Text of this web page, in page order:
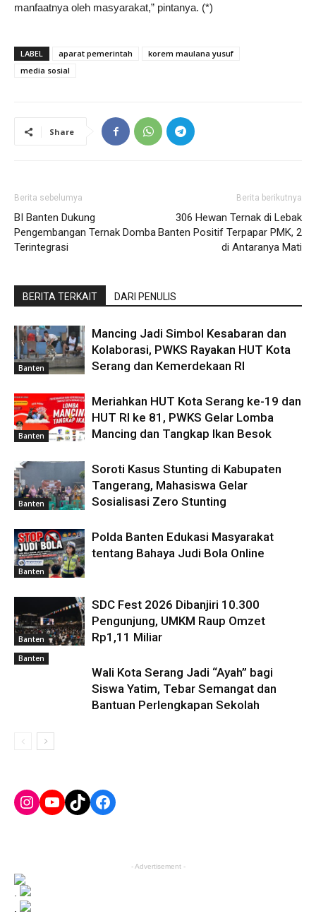
manfaatnya oleh masyarakat,” pintanya. (*)
LABEL aparat pemerintah
korem maulana yusuf
media sosial
Share
Berita sebelumya
BI Banten Dukung
Pengembangan Ternak Domba
Terintegrasi
Berita berikutnya
306 Hewan Ternak di Lebak
Banten Positif Terpapar PMK, 2
di Antaranya Mati
BERITA TERKAIT DARI PENULIS
Banten
Mancing Jadi Simbol Kesabaran dan
Kolaborasi, PWKS Rayakan HUT Kota
Serang dan Kemerdekaan RI
Banten
Meriahkan HUT Kota Serang ke-19 dan
HUT RI ke 81, PWKS Gelar Lomba
Mancing dan Tangkap Ikan Besok
Banten
Soroti Kasus Stunting di Kabupaten
Tangerang, Mahasiswa Gelar
Sosialisasi Zero Stunting
Banten
Polda Banten Edukasi Masyarakat
tentang Bahaya Judi Bola Online
Banten
SDC Fest 2026 Dibanjiri 10.300
Pengunjung, UMKM Raup Omzet
Rp1,11 Miliar
Banten
Wali Kota Serang Jadi “Ayah” bagi
Siswa Yatim, Tebar Semangat dan
Bantuan Perlengkapan Sekolah
Instagram
YouTube
TikTokFacebook
- Advertisement -